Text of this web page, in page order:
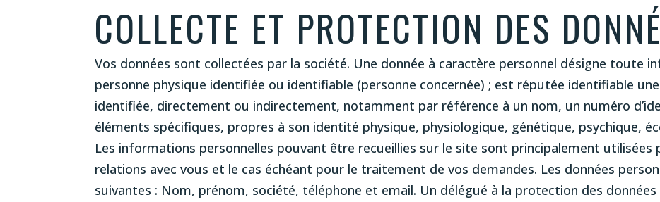
COLLECTE ET PROTECTION DES
Vos données sont collectées par la société. Une donnée à caractère personnel désigne toute
personne physique identifiée ou identifiable (personne concernée) ; est réputée identifiable
identifiée, directement ou indirectement, notamment par référence à un nom, un numéro
éléments spécifiques, propres à son identité physique, physiologique, génétique, psychique,
Les informations personnelles pouvant être recueillies sur le site sont principalement utilisées
relations avec vous et le cas échéant pour le traitement de vos demandes. Les données
suivantes : Nom, prénom, société, téléphone et email. Un délégué à la protection des